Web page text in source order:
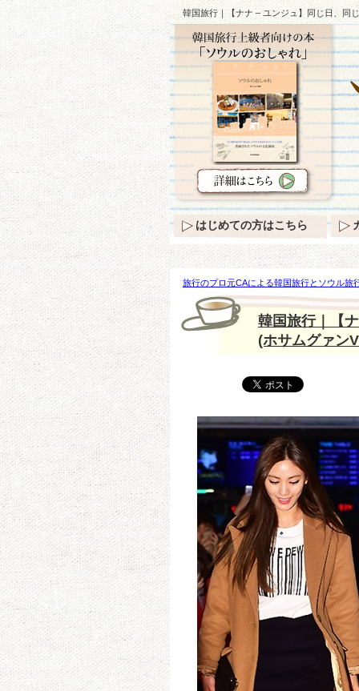
韓国旅行｜【ナナ – ユンジュ】同じ日、同
旅行のプロ元CAによる韓国旅行とソウル旅
ユンジュ】同じ日、同じ場所で同じスカー
韓国旅行｜【
(ホサムグァン
はじめての方はこちら